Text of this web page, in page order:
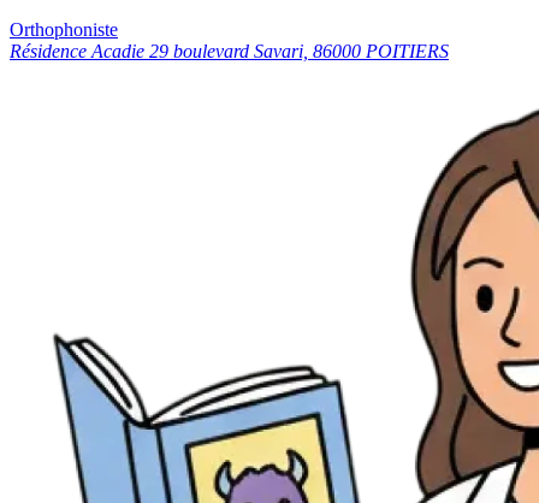
Orthophoniste
Résidence Acadie 29 boulevard Savari, 86000 POITIERS